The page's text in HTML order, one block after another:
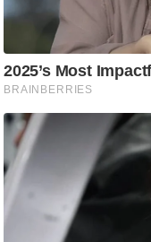
ष
ण
म
सा
म